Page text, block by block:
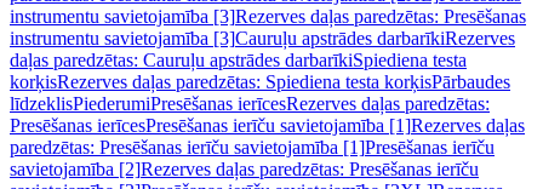
instrumentu savietojamība [3]Rezerves daļas paredzētas: Presēšanas
instrumentu savietojamība [3]Cauruļu apstrādes darbarīkiRezerves
daļas paredzētas: Cauruļu apstrādes darbarīkiSpiediena testa
korķisRezerves daļas paredzētas: Spiediena testa korķisPārbaudes
līdzeklisPiederumiPresēšanas ierīcesRezerves daļas paredzētas:
Presēšanas ierīcesPresēšanas ierīču savietojamība [1]Rezerves daļas
paredzētas: Presēšanas ierīču savietojamība [1]Presēšanas ierīču
savietojamība [2]Rezerves daļas paredzētas: Presēšanas ierīču